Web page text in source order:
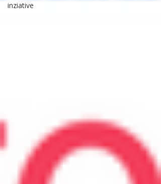
inziative